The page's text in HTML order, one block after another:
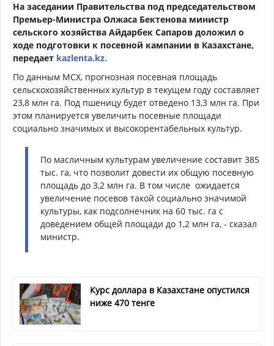
На заседании Правительства под председательством
Премьер-Министра Олжаса Бектенова министр
сельского хозяйства Айдарбек Сапаров доложил о
ходе подготовки к посевной кампании в Казахстане,
передает kazlenta.kz.
По данным МСХ, прогнозная посевная площадь
сельскохозяйственных культур в текущем году составляет
23,8 млн га. Под пшеницу будет отведено 13,3 млн га. При
этом планируется увеличить посевные площади
социально значимых и высокорентабельных культур.
По масличным культурам увеличение составит 385
тыс. га, что позволит довести их общую посевную
площадь до 3,2 млн га. В том числе ожидается
увеличение посевов такой социально значимой
культуры, как подсолнечник на 60 тыс. га с
доведением общей площади до 1,2 млн га, - сказал
министр.
Курс доллара в Казахстане опустился
ниже 470 тенге